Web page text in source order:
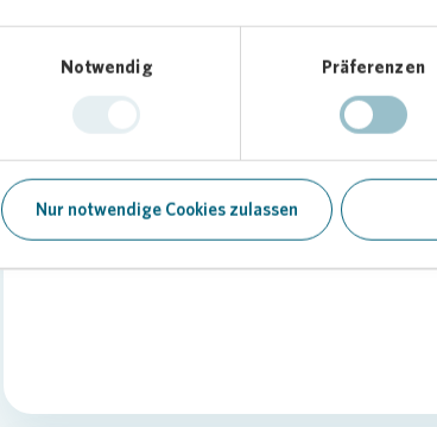
Notwendig
Präferenzen
Nur notwendige Cookies zulassen